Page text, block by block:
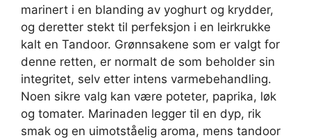
marinert i en blanding av yoghurt og krydder,
og deretter stekt til perfeksjon i en leirkrukke
kalt en Tandoor. Grønnsakene som er valgt for
denne retten, er normalt de som beholder sin
integritet, selv etter intens varmebehandling.
Noen sikre valg kan være poteter, paprika, løk
og tomater. Marinaden legger til en dyp, rik
smak og en uimotståelig aroma, mens tandoor